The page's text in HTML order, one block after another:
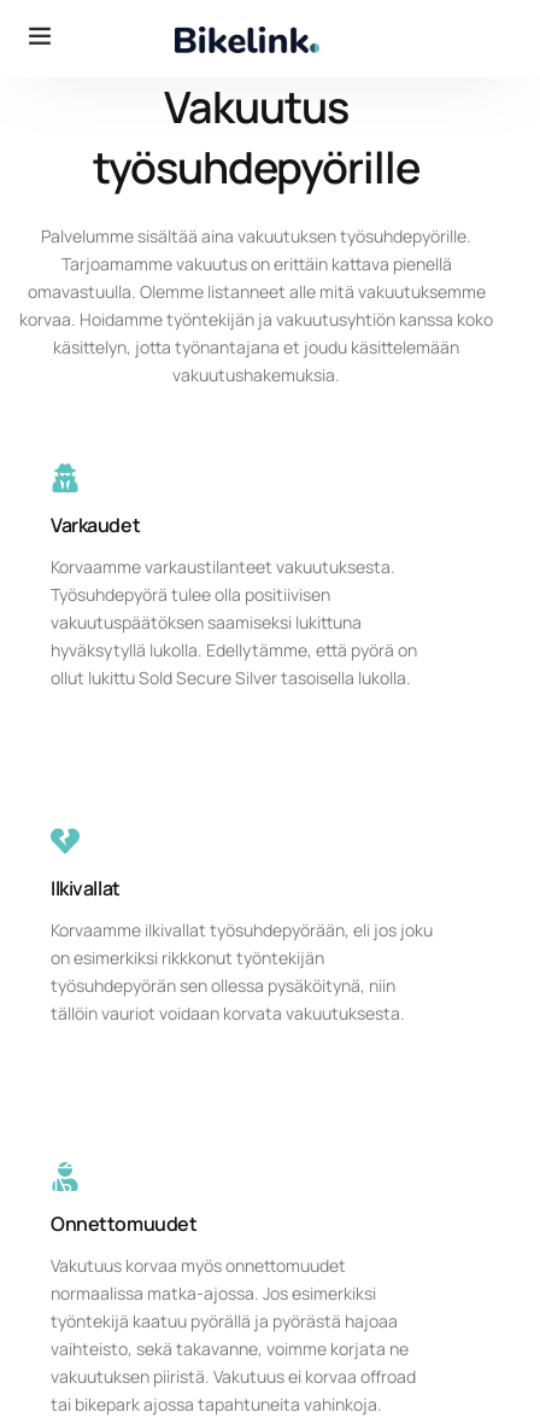
Vakuutus
työsuhdepyörille
Palvelumme sisältää aina vakuutuksen työsuhdepyörille.
Tarjoamamme vakuutus on erittäin kattava pienellä
omavastuulla. Olemme listanneet alle mitä vakuutuksemme
korvaa. Hoidamme työntekijän ja vakuutusyhtiön kanssa koko
käsittelyn, jotta työnantajana et joudu käsittelemään
vakuutushakemuksia.
Varkaudet
Korvaamme varkaustilanteet vakuutuksesta.
Työsuhdepyörä tulee olla positiivisen
vakuutuspäätöksen saamiseksi lukittuna
hyväksytyllä lukolla. Edellytämme, että pyörä on
ollut lukittu Sold Secure Silver tasoisella lukolla.
Ilkivallat
Korvaamme ilkivallat työsuhdepyörään, eli jos joku
on esimerkiksi rikkkonut työntekijän
työsuhdepyörän sen ollessa pysäköitynä, niin
tällöin vauriot voidaan korvata vakuutuksesta.
Onnettomuudet
Vakutuus korvaa myös onnettomuudet
normaalissa matka-ajossa. Jos esimerkiksi
työntekijä kaatuu pyörällä ja pyörästä hajoaa
vaihteisto, sekä takavanne, voimme korjata ne
vakuutuksen piiristä. Vakutuus ei korvaa offroad
tai bikepark ajossa tapahtuneita vahinkoja.